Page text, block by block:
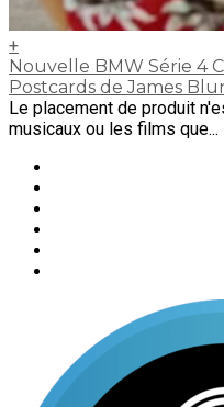
+
Nouvelle BMW Série 4
Postcards de James
Le placement de produit
musicaux ou les films que...